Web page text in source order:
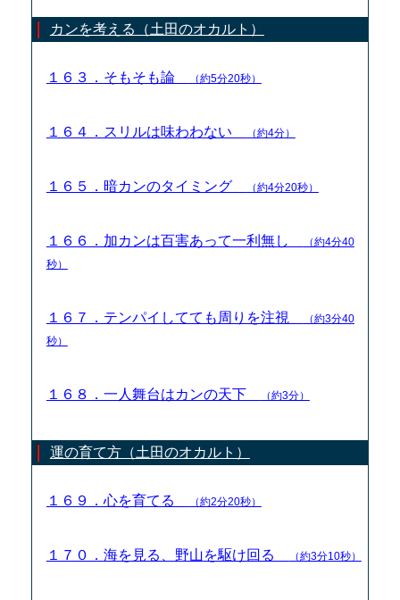
カンを考える（土田のオカルト）
１６３．そもそも論 （約5分20秒）
１６４．スリルは味わわない （約4分）
１６５．暗カンのタイミング （約4分20秒）
１６６．加カンは百害あって一利無し
（約4分40
秒）
１６７．テンパイしてても周りを注視
（約3分40
秒）
１６８．一人舞台はカンの天下 （約3分）
運の育て方（土田のオカルト）
１６９．心を育てる （約2分20秒）
１７０．海を見る、野山を駆け回る （約3分10秒）